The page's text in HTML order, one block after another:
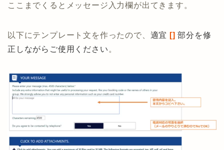
ここまでくるとメッセージ入力欄が出てきます。
以下にテンプレート文を作ったので、 適宜 [] 部分を修
正しながらご使用ください 。